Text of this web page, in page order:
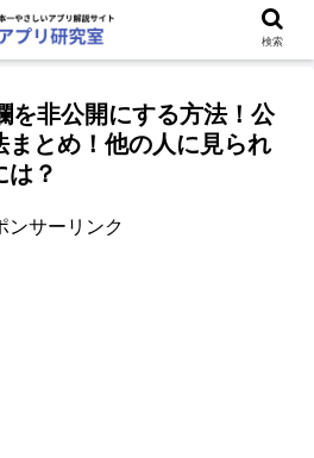
を非公開にする方法！公
まとめ！他の人に見られ
は？
ンサーリンク
検索